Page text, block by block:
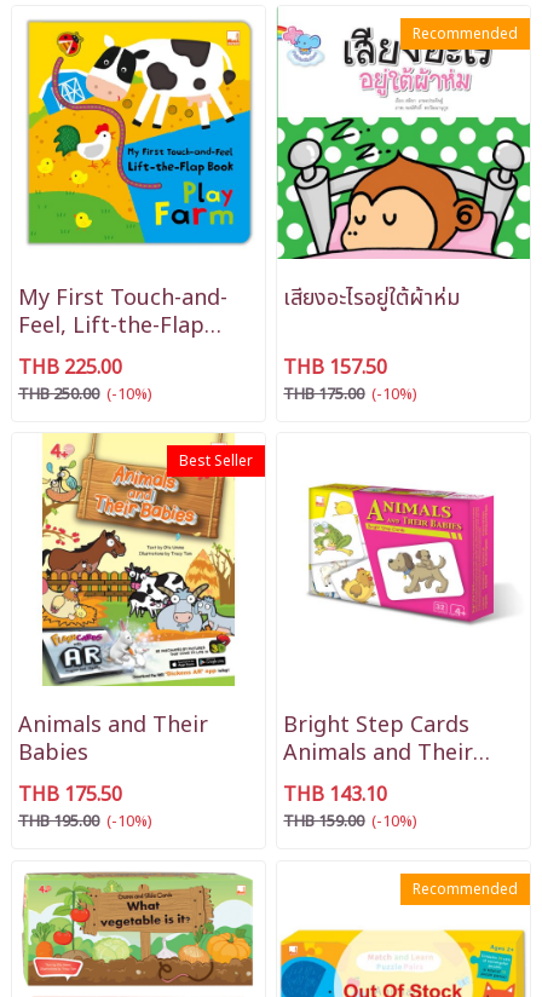
My First Touch-and-
Feel, Lift-the-Flap
Book - Play Farm
THB 225.00
THB 250.00 (-10%)
Recommended
เสียงอะไรอยู่ใต้ผ้าห่ม
THB 157.50
THB 175.00 (-10%)
Best Seller
Animals and Their
Babies
THB 175.50
THB 195.00 (-10%)
Bright Step Cards
Animals and Their
Babies
THB 143.10
THB 159.00 (-10%)
Recommended